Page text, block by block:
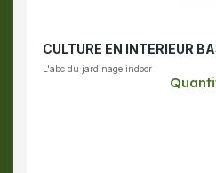
CULTURE EN INTERIEUR
L'abc du jardinage indoor